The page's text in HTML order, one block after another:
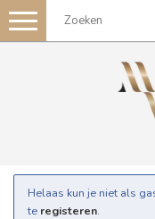
Toggle
navigation
Helaas kun je niet als
te registeren.